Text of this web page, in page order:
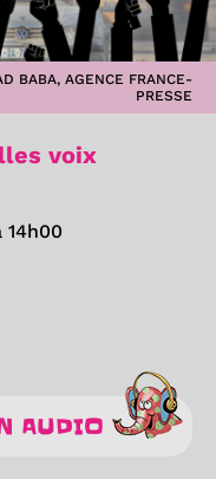
BABA, AGENCE FRANCE-
PRESSE
voix
14h00
AUDIO